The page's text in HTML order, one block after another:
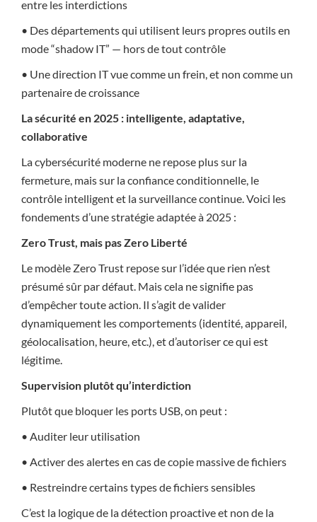
entre les interdictions
• Des départements qui utilisent leurs propres outils en
mode “shadow IT” — hors de tout contrôle
• Une direction IT vue comme un frein, et non comme un
partenaire de croissance
La sécurité en 2025 : intelligente, adaptative,
collaborative
La cybersécurité moderne ne repose plus sur la
fermeture, mais sur la confiance conditionnelle, le
contrôle intelligent et la surveillance continue. Voici les
fondements d’une stratégie adaptée à 2025 :
Zero Trust, mais pas Zero Liberté
Le modèle Zero Trust repose sur l’idée que rien n’est
présumé sûr par défaut. Mais cela ne signifie pas
d’empêcher toute action. Il s’agit de valider
dynamiquement les comportements (identité, appareil,
géolocalisation, heure, etc.), et d’autoriser ce qui est
légitime.
Supervision plutôt qu’interdiction
Plutôt que bloquer les ports USB, on peut :
• Auditer leur utilisation
• Activer des alertes en cas de copie massive de fichiers
• Restreindre certains types de fichiers sensibles
C’est la logique de la détection proactive et non de la